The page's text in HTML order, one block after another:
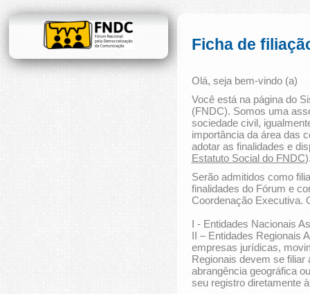
Ficha de
Olá, seja bem-vindo (a)
Você está na página do
(FNDC). Somos uma
sociedade civil,
importância da área das
adotar as finalidades e
Estatuto Social do FNDC
Serão admitidos como
finalidades do Fórum e
Coordenação Executiva.
I - Entidades Nacionais
II – Entidades Regionais
empresas jurídicas,
Regionais devem se
abrangência geográfica
seu registro diretamente